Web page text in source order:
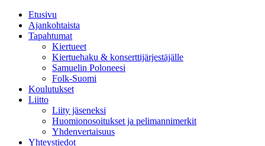
Etusivu
Ajankohtaista
Tapahtumat
Kiertueet
Kiertuehaku & konserttijärjestäjälle
Samuelin Poloneesi
Folk-Suomi
Koulutukset
Liitto
Liity jäseneksi
Huomionosoitukset ja pelimannimerkit
Yhdenvertaisuus
Yhteystiedot